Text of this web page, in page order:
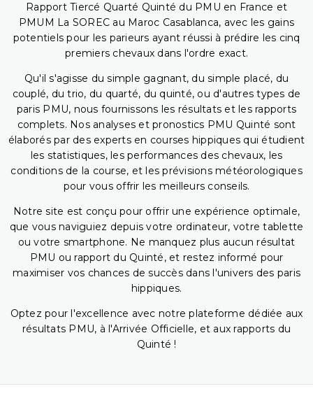
Rapport Tiercé Quarté Quinté du PMU en France et
PMUM La SOREC au Maroc Casablanca, avec les gains
potentiels pour les parieurs ayant réussi à prédire les cinq
premiers chevaux dans l'ordre exact.
Qu'il s'agisse du simple gagnant, du simple placé, du
couplé, du trio, du quarté, du quinté, ou d'autres types de
paris PMU, nous fournissons les résultats et les rapports
complets. Nos analyses et pronostics PMU Quinté sont
élaborés par des experts en courses hippiques qui étudient
les statistiques, les performances des chevaux, les
conditions de la course, et les prévisions météorologiques
pour vous offrir les meilleurs conseils.
Notre site est conçu pour offrir une expérience optimale,
que vous naviguiez depuis votre ordinateur, votre tablette
ou votre smartphone. Ne manquez plus aucun résultat
PMU ou rapport du Quinté, et restez informé pour
maximiser vos chances de succès dans l'univers des paris
hippiques.
Optez pour l'excellence avec notre plateforme dédiée aux
résultats PMU, à l'Arrivée Officielle, et aux rapports du
Quinté !